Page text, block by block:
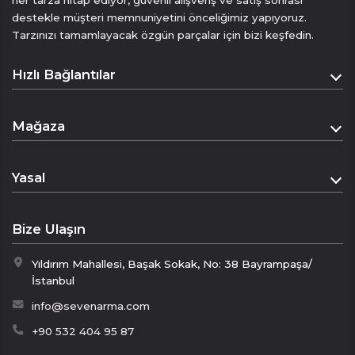
destekle müşteri memnuniyetini önceliğimiz yapıyoruz.
Tarzınızı tamamlayacak özgün parçalar için bizi keşfedin.
Hızlı Bağlantılar
Hakkımızda
Mağaza
Sepet
Yasal
Gizlilik Politikası
İptal & İade Politikası
Bize Ulaşın
Yıldırım Mahallesi, Başak Sokak, No: 38 Bayrampaşa/
İstanbul
info@sevenarma.com
+90 532 404 95 87